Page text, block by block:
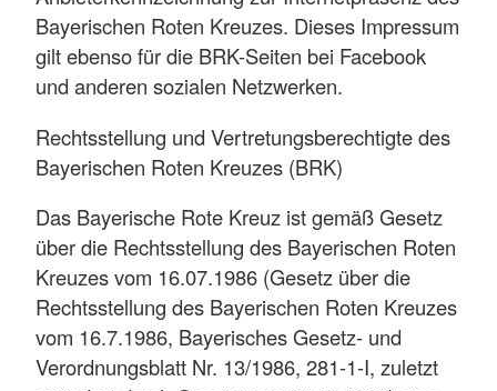
Bayerischen Roten Kreuzes. Dieses Impressum
gilt ebenso für die BRK-Seiten bei Facebook
und anderen sozialen Netzwerken.
Rechtsstellung und Vertretungsberechtigte des
Bayerischen Roten Kreuzes (BRK)
Das Bayerische Rote Kreuz ist gemäß Gesetz
über die Rechtsstellung des Bayerischen Roten
Kreuzes vom 16.07.1986 (Gesetz über die
Rechtsstellung des Bayerischen Roten Kreuzes
vom 16.7.1986, Bayerisches Gesetz- und
Verordnungsblatt Nr. 13/1986, 281-1-I, zuletzt